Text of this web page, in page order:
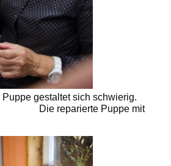
Puppe gestaltet sich schwierig.
Puppe mit